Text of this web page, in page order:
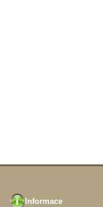
Informace